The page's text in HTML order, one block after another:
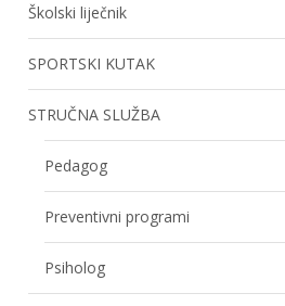
Školski liječnik
SPORTSKI KUTAK
STRUČNA SLUŽBA
Pedagog
Preventivni programi
Psiholog